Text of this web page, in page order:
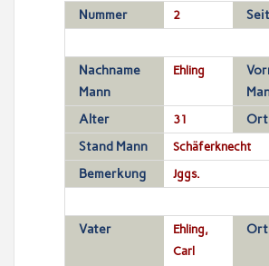
Nummer 2
Nachname
Mann
Ehling
Alter 31 Ort
Stand Mann Schäferknecht
Bemerkung Jggs.
Vater
Ehling,
Carl
Ort